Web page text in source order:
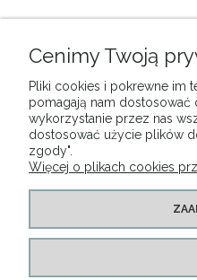
Cenimy Twoją
Pliki cookies i pokrewne im
pomagają nam
wykorzystanie przez nas
dostosować użycie plików
zgody".
Więcej o plikach cookies